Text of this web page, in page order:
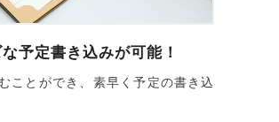
予定書き込みが可能！
ことができ、素早く予定の書き込